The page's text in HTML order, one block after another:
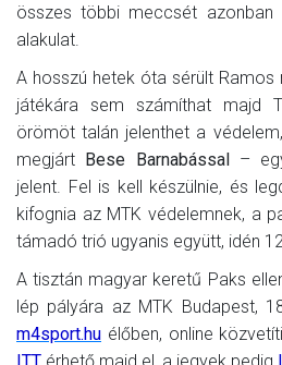
összes többi meccsét azonban
alakulat.
A hosszú hetek óta sérült Ramos
játékára sem számíthat majd
örömöt talán jelenthet a
megjárt Bese Barnabással–
jelent. Fel is kell készülnie, és
kifognia az MTK védelemnek, a
támadó trió ugyanis együtt, idén
A tisztán magyar keretű Paks
lép pályára az MTK Budapest,
m4sport.hu élőben, online
ITT érhető majd el, a jegyek pedig